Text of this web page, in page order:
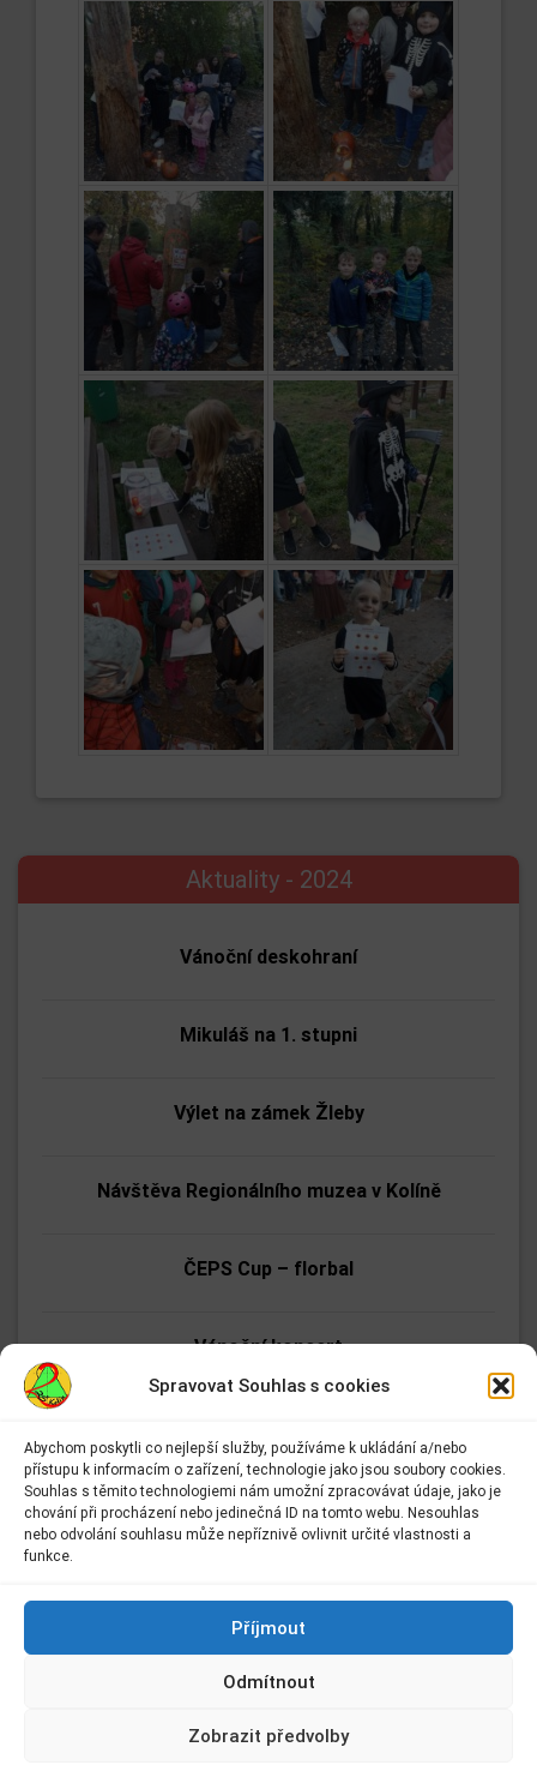
Spravovat Souhlas s cookies
Abychom poskytli co nejlepší služby, používáme k ukládání a/nebo
přístupu k informacím o zařízení, technologie jako jsou soubory cookies.
Souhlas s těmito technologiemi nám umožní zpracovávat údaje, jako je
chování při procházení nebo jedinečná ID na tomto webu. Nesouhlas
nebo odvolání souhlasu může nepříznivě ovlivnit určité vlastnosti a
funkce.
Příjmout
Odmítnout
Zobrazit předvolby
Aktuality - 2024
Vánoční deskohraní
Mikuláš na 1. stupni
Výlet na zámek Žleby
Návštěva Regionálního muzea v Kolíně
ČEPS Cup – florbal
Vánoční koncert
Tmání
Mikulášské soutěže v tělocvičně
Mikuláš v městské knihovně Kolín
Adresa:
Základní škola Kolín II.
Kmochova 943
Kontakt:
E-mail: info@2zskolin.cz
–